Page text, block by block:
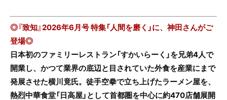
◎『致知』2026年6月号 特集「人間を磨く」に、神田さんがご
登場◎
日本初のファミリーレストラン「すかいらーく」を兄弟4人で
開業し、かつて業界の底辺と目されていた外食を産業にまで
発展させた横川竟氏。徒手空拳で立ち上げたラーメン屋を、
熱烈中華食堂「日高屋」として首都圏を中心に約470店舗展開